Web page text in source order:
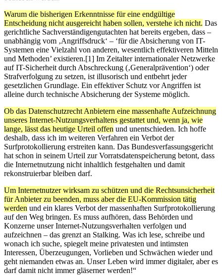
Warum die bisherigen Erkenntnisse für eine endgültige
Entscheidung nicht ausgereicht haben sollen, verstehe ich nicht. Das
gerichtliche Sachverständigengutachten hat bereits ergeben, dass –
unabhängig vom ‚Angriffsdruck‘ – ‘für die Absicherung von IT-
Systemen eine Vielzahl von anderen, wesentlich effektiveren Mitteln
und Methoden’ existieren.[1] Im Zeitalter internationaler Netzwerke
auf IT-Sicherheit durch Abschreckung (‚Generalprävention‘) oder
Strafverfolgung zu setzen, ist illusorisch und entbehrt jeder
gesetzlichen Grundlage. Ein effektiver Schutz vor Angriffen ist
alleine durch technische Absicherung der Systeme möglich.
Ob das Datenschutzrecht Anbietern eine massenhafte Aufzeichnung
unseres Internet-Nutzungsverhaltens gestattet und, wenn ja, wie
lange, lässt das heutige Urteil offen und unentschieden. Ich hoffe
deshalb, dass ich im weiteren Verfahren ein Verbot der
Surfprotokollierung erstreiten kann. Das Bundesverfassungsgericht
hat schon in seinem Urteil zur Vorratsdatenspeicherung betont, dass
die Internetnutzung nicht inhaltlich festgehalten und damit
rekonstruierbar bleiben darf.
Um Internetnutzer wirksam zu schützen und die Rechtsunsicherheit
für Anbieter zu beenden, muss aber die EU-Kommission tätig
werden und ein klares Verbot der massenhaften Surfprotokollierung
auf den Weg bringen. Es muss aufhören, dass Behörden und
Konzerne unser Internet-Nutzungsverhalten verfolgen und
aufzeichnen – das grenzt an Stalking. Was ich lese, schreibe und
wonach ich suche, spiegelt meine privatesten und intimsten
Interessen, Überzeugungen, Vorlieben und Schwächen wieder und
geht niemanden etwas an. Unser Leben wird immer digitaler, aber es
darf damit nicht immer gläserner werden!“